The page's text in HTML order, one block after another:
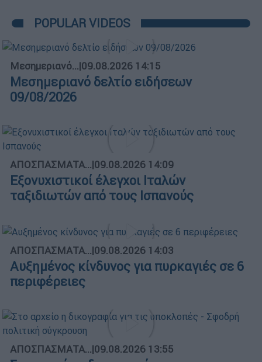
POPULAR VIDEOS
Μεσημεριανό...|09.08.2026 14:15
Μεσημεριανό δελτίο ειδήσεων
09/08/2026
ΑΠΟΣΠΑΣΜΑΤΑ...|09.08.2026 14:09
Εξονυχιστικοί έλεγχοι Ιταλών
ταξιδιωτών από τους Ισπανούς
ΑΠΟΣΠΑΣΜΑΤΑ...|09.08.2026 14:03
Αυξημένος κίνδυνος για πυρκαγιές σε 6
περιφέρειες
ΑΠΟΣΠΑΣΜΑΤΑ...|09.08.2026 13:55